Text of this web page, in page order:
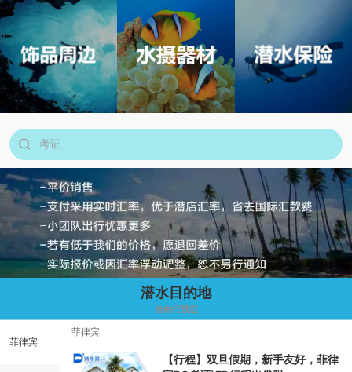
搜索产品关键词
考证
中文教练
船宿
行程
潜水目的地
自由行预定
菲律宾
菲律宾
【行程】双旦假期，新手友好，菲律